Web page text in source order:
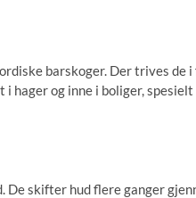
barskoger. Der trives de
hager og inne i boliger,
skifter hud flere ganger